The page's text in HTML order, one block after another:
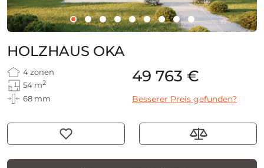
HOLZHAUS OKA
4 zonen
54 m2
68 mm
49 763 €
Besserer Preis gefunden?